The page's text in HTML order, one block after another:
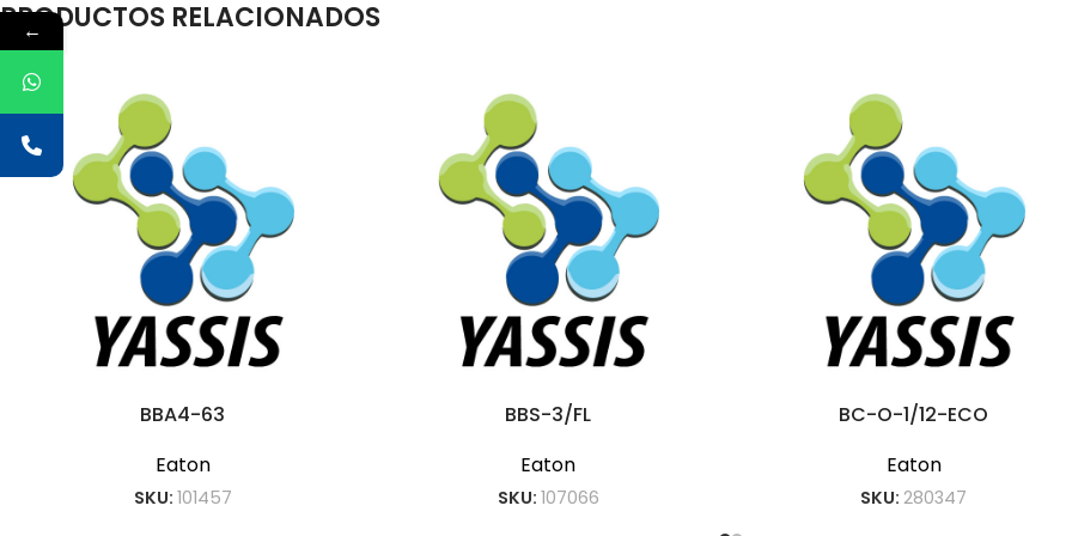
PRODUCTOS RELACIONADOS
BBA4-63
Eaton
SKU: 101457
BBS-3/FL
Eaton
SKU: 107066
BC-O-1/12-ECO
Eaton
SKU:280347
←